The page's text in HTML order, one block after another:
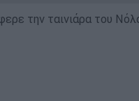
την ταινιάρα του